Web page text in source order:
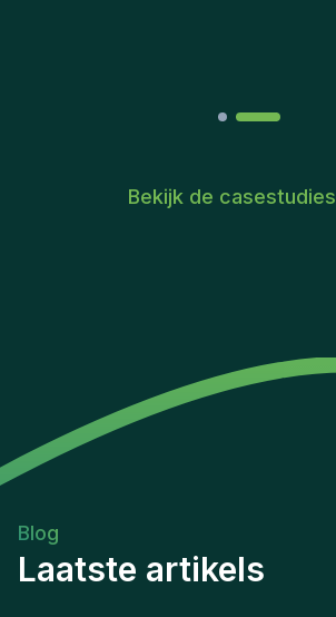
Bekijk de casestudies
Blog
Laatste artikels